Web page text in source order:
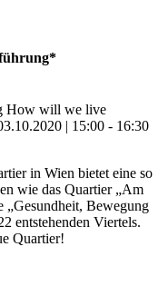
How will we live
| 15:00 - 16:30
in Wien bietet eine so
wie das Quartier „Am
„Gesundheit, Bewegung
entstehenden Viertels.
Quartier!